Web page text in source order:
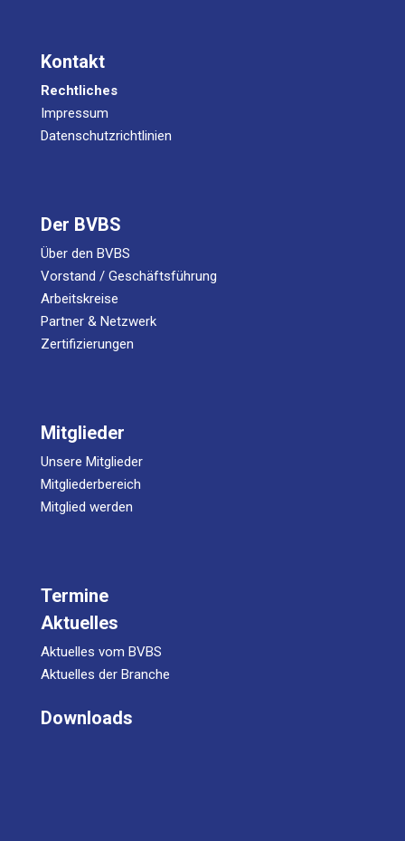
Kontakt
Rechtliches
Impressum
Datenschutzrichtlinien
Der BVBS
Über den BVBS
Vorstand / Geschäftsführung
Arbeitskreise
Partner & Netzwerk
Zertifizierungen
Mitglieder
Unsere Mitglieder
Mitgliederbereich
Mitglied werden
Termine
Aktuelles
Aktuelles vom BVBS
Aktuelles der Branche
Downloads